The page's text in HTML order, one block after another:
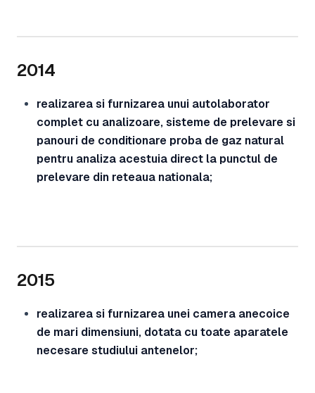
2014
realizarea si furnizarea unui autolaborator
complet cu analizoare, sisteme de prelevare si
panouri de conditionare proba de gaz natural
pentru analiza acestuia direct la punctul de
prelevare din reteaua nationala;
2015
realizarea si furnizarea unei camera anecoice
de mari dimensiuni, dotata cu toate aparatele
necesare studiului antenelor;